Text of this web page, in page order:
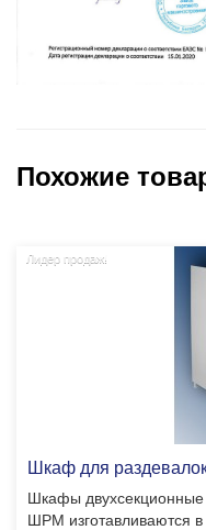
Похожие
Лидер продаж!
Шкаф для
Шкафы двухсекционные
ШРМ изготавливаются в